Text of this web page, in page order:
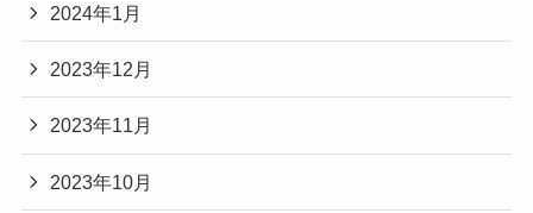
2024年1月
2023年12月
2023年11月
2023年10月